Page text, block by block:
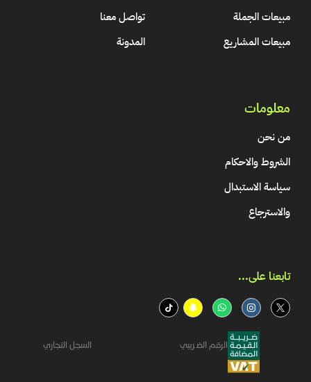
مبيعات الجملة
مبيعات المشاريع
تواصل معنا
المدونة
معلومات
من نحن
الشروط والاحكام
سياسة الاستبدال
والاسترجاع
تابعنا على...​
الرقم الضريبي السجل التجاري